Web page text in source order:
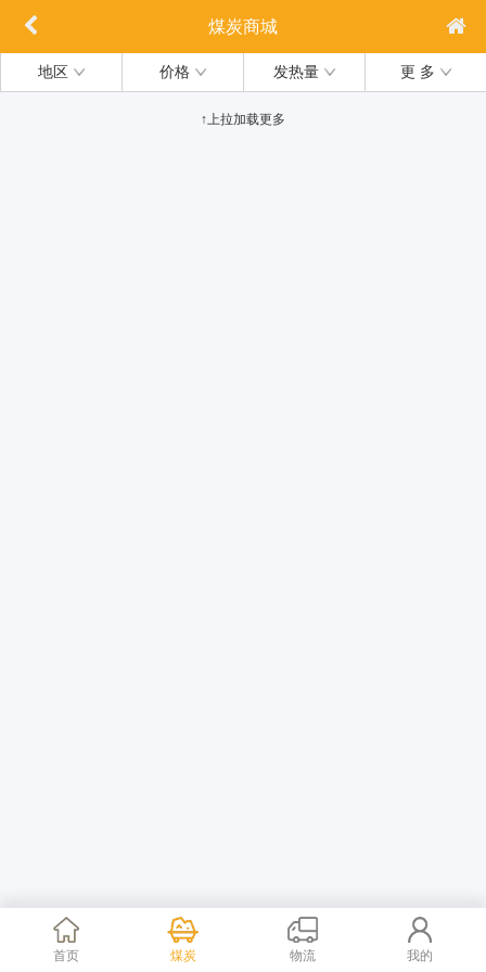
煤炭商城
地区 价格 发热量 更 多
↑上拉加载更多
首页 煤炭 物流 我的